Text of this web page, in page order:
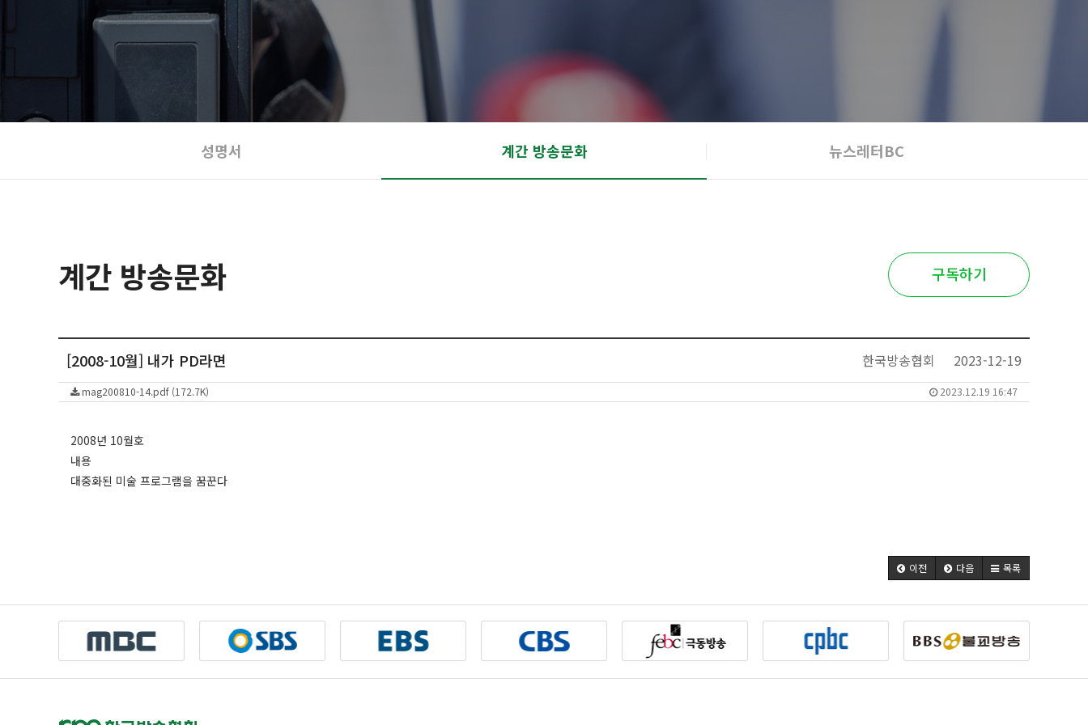
성명서 계간 방송문화 뉴스레터BC
계간 방송문화 구독하기
[2008-10월] 내가 PD라면 한국방송협회 2023-12-19
2023.12.19 16:47
mag200810-14.pdf (172.7K)
2008년 10월호
내용
대중화된 미술 프로그램을 꿈꾼다
이전 다음 목록